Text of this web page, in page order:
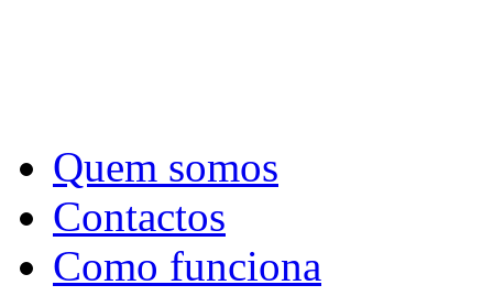
Quem somos
Contactos
Como funciona